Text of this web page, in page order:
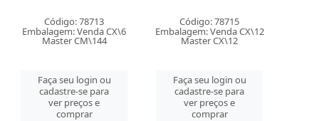
Código: 78713
Embalagem: Venda CX\6
Master CM\144
Faça seu login ou
cadastre-se para
ver preços e
comprar
Código: 78715
Embalagem: Venda CX\12
Master CX\12
Faça seu login ou
cadastre-se para
ver preços e
comprar